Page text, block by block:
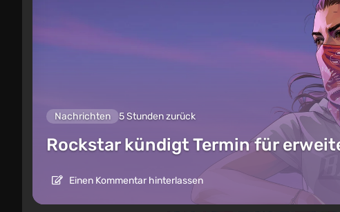
Nachrichten 5 Stunden zurück
Rockstar kündigt Termin für
Einen Kommentar hinterlassen